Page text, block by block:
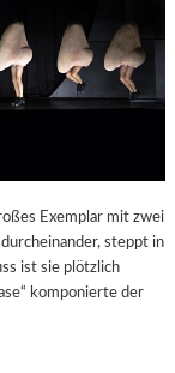
Exemplar mit zwei
steppt in
ist sie plötzlich
komponierte der